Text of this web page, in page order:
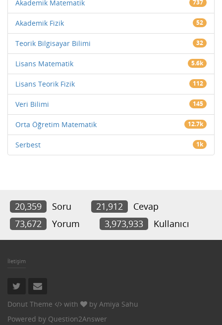
Akademik Matematik 737
Akademik Fizik 52
Teorik Bilgisayar Bilimi 32
Lisans Matematik 5.6k
Lisans Teorik Fizik 112
Veri Bilimi 145
Orta Öğretim Matematik 12.7k
Serbest 1k
20,359 Soru 21,912
Cevap
73,672
Yorum 3,973,933 Kullanıcı
İletişim
Donut Theme with by Amiya Sahu
Powered by Question2Answer